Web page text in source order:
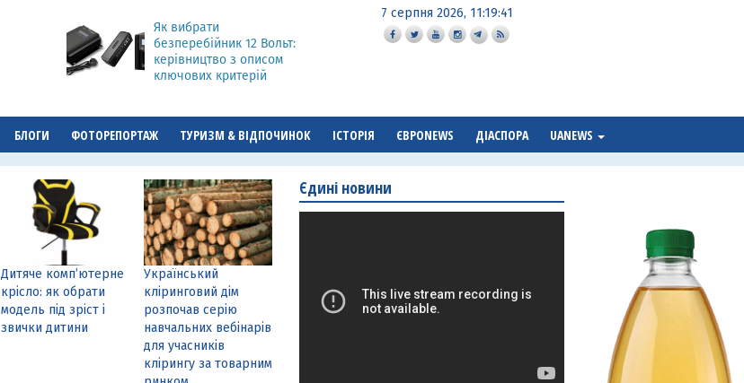
Як вибрати
безперебійник 12 Вольт:
керівництво з описом
ключових критерій
7 серпня 2026, 11:19:43
БЛОГИ ФОТОРЕПОРТАЖ ТУРИЗМ & ВІДПОЧИНОК ІСТОРІЯ ЄВРОNEWS ДІАСПОРА UANEWS
Дитяче комп’ютерне
крісло: як обрати
модель під зріст і
звички дитини
Український
кліринговий дім
розпочав серію
навчальних вебінарів
для учасників
клірингу за товарним
Єдині новини